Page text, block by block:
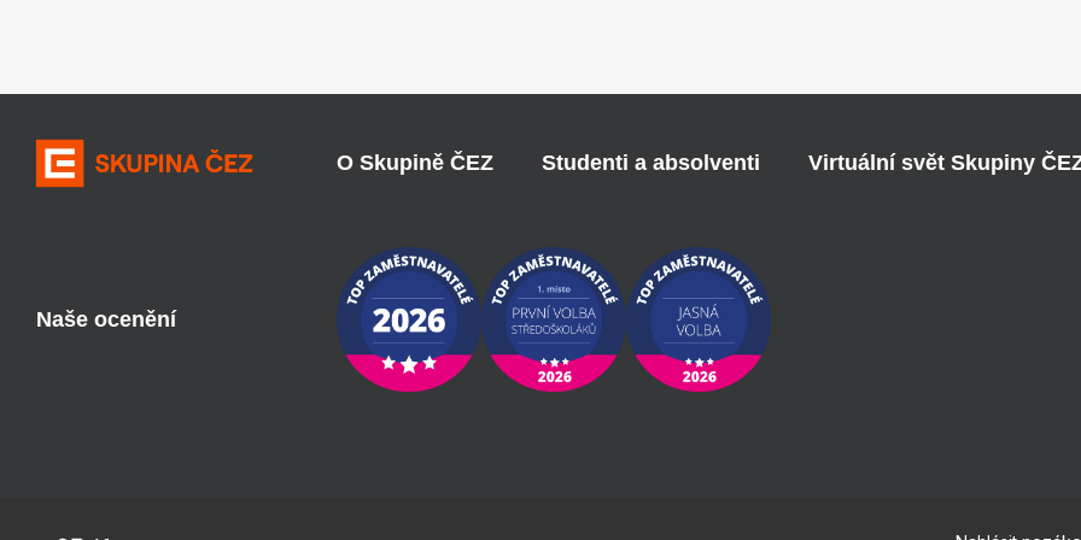
O Skupině ČEZ Studenti a absolventi Virtuální svět Skupiny
Naše ocenění